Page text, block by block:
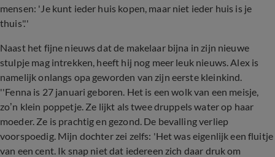
mensen: 'Je kunt ieder huis kopen, maar niet ieder huis is je
thuis'.''
Naast het fijne nieuws dat de makelaar bijna in zijn nieuwe
stulpje mag intrekken, heeft hij nog meer leuk nieuws. Alex is
namelijk onlangs opa geworden van zijn eerste kleinkind.
''Fenna is 27 januari geboren. Het is een wolk van een meisje,
zo’n klein poppetje. Ze lijkt als twee druppels water op haar
moeder. Ze is prachtig en gezond. De bevalling verliep
voorspoedig. Mijn dochter zei zelfs: 'Het was eigenlijk een fluitje
van een cent. Ik snap niet dat iedereen zich daar druk om